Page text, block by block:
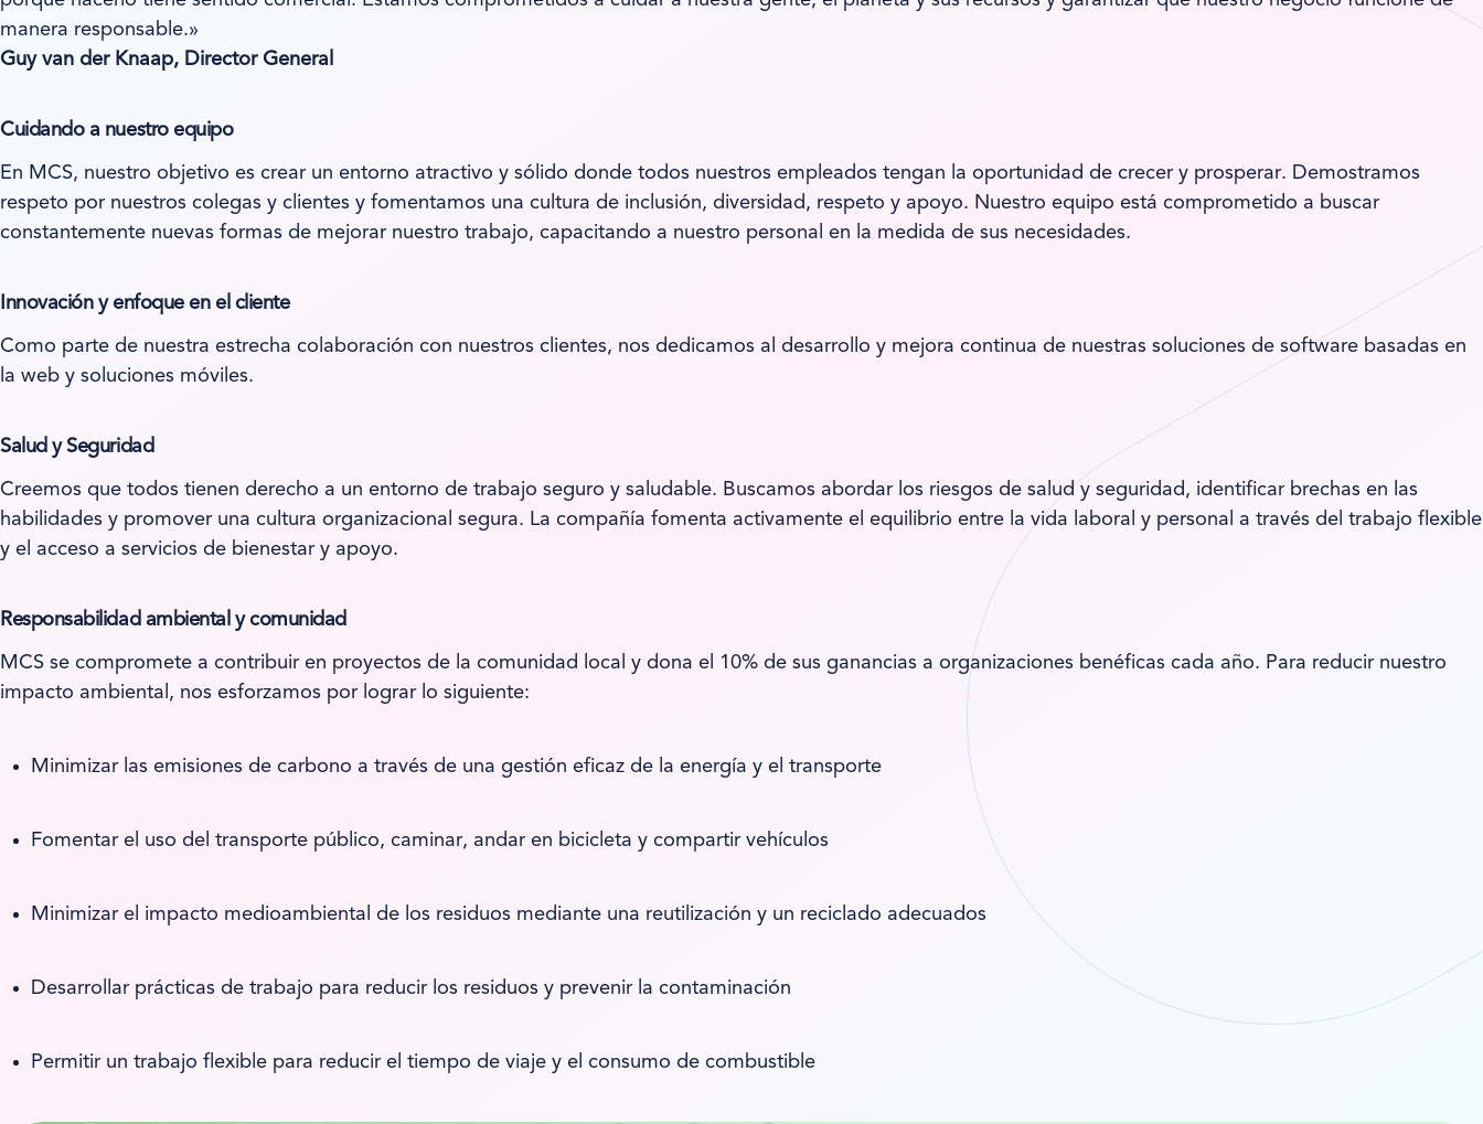
manera responsable.»
Guy van der Knaap, Director General
Cuidando a nuestro equipo
En MCS, nuestro objetivo es crear un entorno atractivo y sólido donde todos nuestros empleados tengan la oportunidad de crecer y prosperar. Demostramos
respeto por nuestros colegas y clientes y fomentamos una cultura de inclusión, diversidad, respeto y apoyo. Nuestro equipo está comprometido a buscar
constantemente nuevas formas de mejorar nuestro trabajo, capacitando a nuestro personal en la medida de sus necesidades.
Innovación y enfoque en el cliente
Como parte de nuestra estrecha colaboración con nuestros clientes, nos dedicamos al desarrollo y mejora continua de nuestras soluciones de software basadas en
la web y soluciones móviles.
Salud y Seguridad
Creemos que todos tienen derecho a un entorno de trabajo seguro y saludable. Buscamos abordar los riesgos de salud y seguridad, identificar brechas en las
habilidades y promover una cultura organizacional segura. La compañía fomenta activamente el equilibrio entre la vida laboral y personal a través del trabajo flexible
y el acceso a servicios de bienestar y apoyo.
Responsabilidad ambiental y comunidad
MCS se compromete a contribuir en proyectos de la comunidad local y dona el 10% de sus ganancias a organizaciones benéficas cada año. Para reducir nuestro
impacto ambiental, nos esforzamos por lograr lo siguiente:
Minimizar las emisiones de carbono a través de una gestión eficaz de la energía y el transporte
Fomentar el uso del transporte público, caminar, andar en bicicleta y compartir vehículos
Minimizar el impacto medioambiental de los residuos mediante una reutilización y un reciclado adecuados
Desarrollar prácticas de trabajo para reducir los residuos y prevenir la contaminación
Permitir un trabajo flexible para reducir el tiempo de viaje y el consumo de combustible